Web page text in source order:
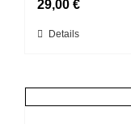
können
der
werden
29,00 €
Dieses
mehrere
Varianten
Details